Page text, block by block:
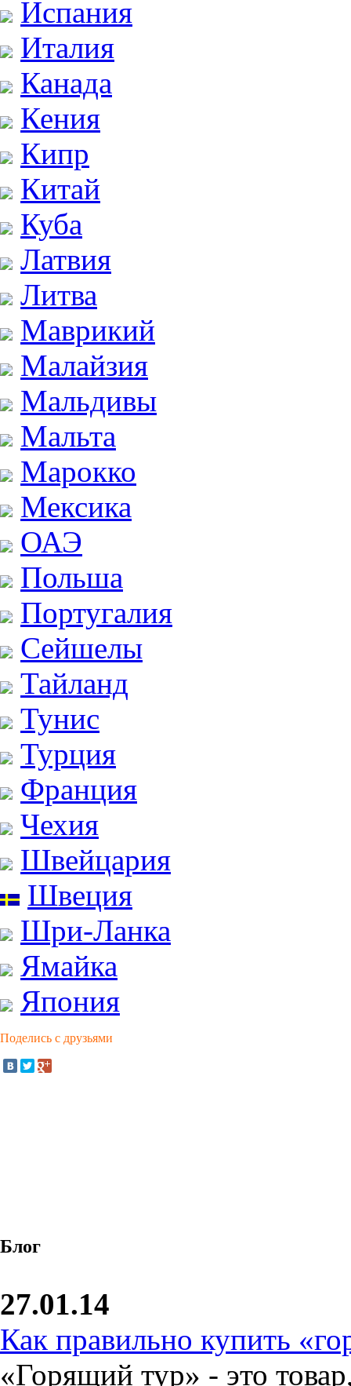
Испания
Италия
Канада
Кения
Кипр
Китай
Куба
Латвия
Литва
Маврикий
Малайзия
Мальдивы
Мальта
Марокко
Мексика
ОАЭ
Польша
Португалия
Сейшелы
Тайланд
Тунис
Турция
Франция
Чехия
Швейцария
Швеция
Шри-Ланка
Ямайка
Япония
Поделись с друзьями
Блог
27.01.14
Как правильно купить
«Горящий тур» - это